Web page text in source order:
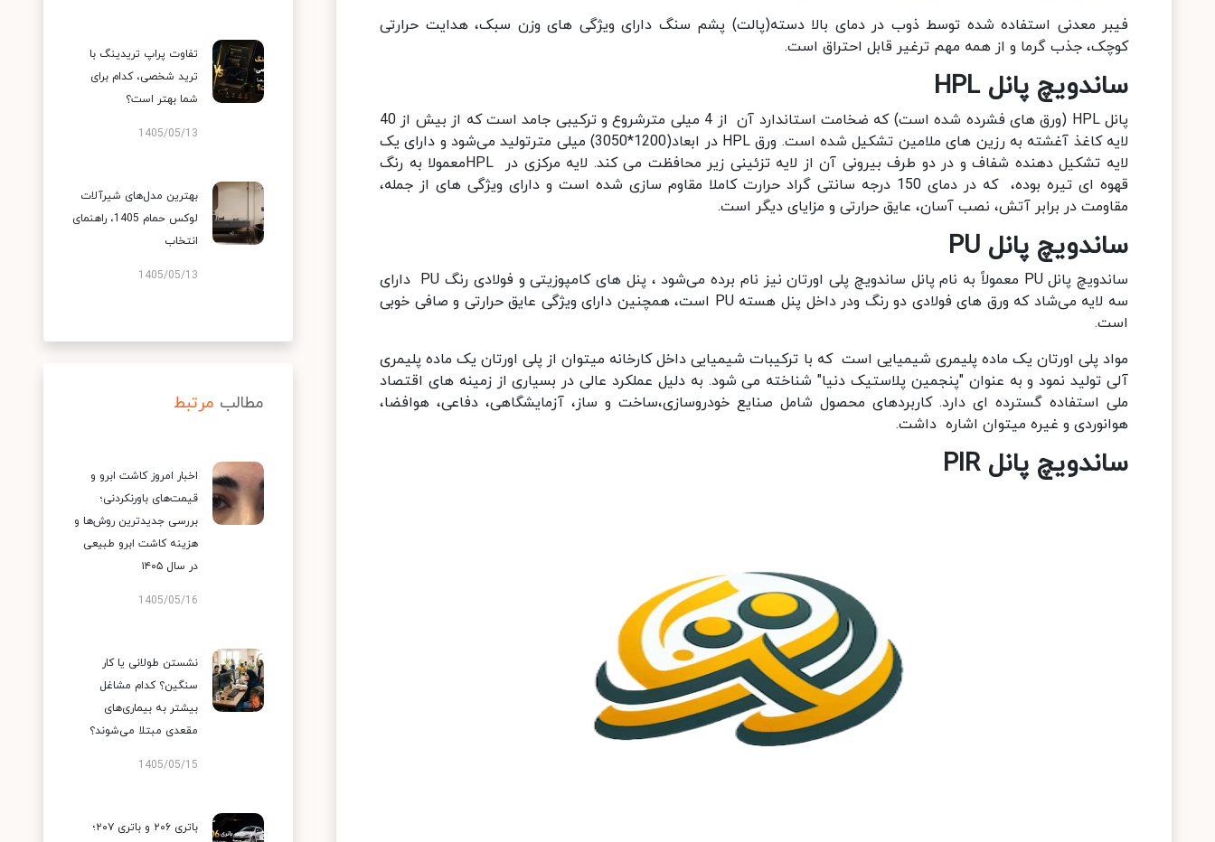
فیبر معدنی استفاده شده توسط ذوب در دمای بالا دسته(پالت) پشم سنگ دارای ویژگی های وزن سبک، هدایت حرارتی
کوچک، جذب گرما و از همه مهم ترغیر قابل احتراق است.
ساندویچ پانل HPL
پانل HPL (ورق های فشرده شده است) که ضخامت استاندارد آن از 4 میلی مترشروع و ترکیبی جامد است که از بیش از 40
لایه کاغذ آغشته به رزین های ملامین تشکیل شده است. ورق HPL در ابعاد(1200*3050) میلی مترتولید می‌شود و دارای یک
لایه تشکیل دهنده شفاف و در دو طرف بیرونی آن از لایه تزئینی زیر محافظت می کند. لایه مرکزی در HPLمعمولا به رنگ
قهوه ای تیره بوده، که در دمای 150 درجه سانتی گراد حرارت کاملا مقاوم سازی شده است و دارای ویژگی های از جمله،
مقاومت در برابر آتش، نصب آسان، عایق حرارتی و مزایای دیگر است.
ساندویچ پانل
ساندویچ پانل PU معمولاً به نام پانل ساندویچ پلی اورتان نیز نام برده می‌شود ، پنل های کامپوزیتی و فولادی رنگ PU دارای
سه لایه می‌شاد که ورق های فولادی دو رنگ ودر داخل پنل هسته PU است، همچنین دارای ویژگی عایق حرارتی و صافی خوبی
است.
مواد پلی اورتان یک ماده پلیمری شیمیایی است که با ترکیبات شیمیایی داخل کارخانه میتوان از پلی اورتان یک ماده پلیمری
آلی تولید نمود و به عنوان "پنجمین پلاستیک دنیا" شناخته می شود. به دلیل عملکرد عالی در بسیاری از زمینه های اقتصاد
ملی استفاده گسترده ای دارد. کاربردهای محصول شامل صنایع خودروسازی،ساخت و ساز، آزمایشگاهی، دفاعی، هوافضا،
هوانوردی و غیره میتوان اشاره داشت.
ساندویچ پانل PIR
تفاوت پراپ تریدینگ با
ترید شخصی، کدام برای
شما بهتر است؟
1405/05/13
بهترین مدل‌های شیرآلات
لوکس حمام 1405، راهنمای
انتخاب
1405/05/13
مطالب مرتبط
اخبار امروز کاشت ابرو و
قیمت‌های باورنکردنی؛
بررسی جدیدترین روش‌ها و
هزینه کاشت ابرو طبیعی
در سال ۱۴۰۵
1405/05/16
نشستن طولانی یا کار
سنگین؟ کدام مشاغل
بیشتر به بیماری‌های
مقعدی مبتلا می‌شوند؟
1405/05/15
باتری ۲۰۶ و باتری ۲۰۷؛